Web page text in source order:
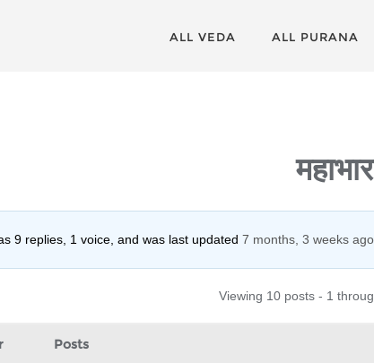
ALL VEDA ALL PURANA
9 replies, 1 voice, and was last updated 7 months, 3 weeks ago
Viewing 10 posts - 1
Posts